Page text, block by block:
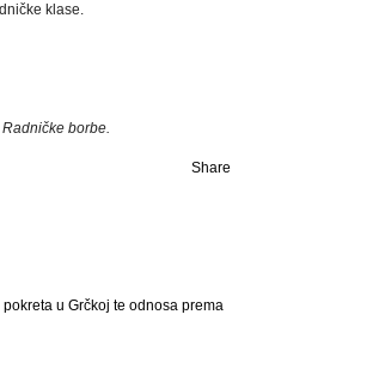
klase.
borbe.
Share
u Grčkoj te odnosa prema